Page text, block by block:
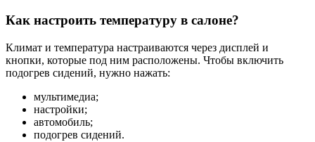
Как настроить температуру в салоне?
Климат и температура настраиваются через дисплей и
кнопки, которые под ним расположены. Чтобы включить
подогрев сидений, нужно нажать:
мультимедиа;
настройки;
автомобиль;
подогрев сидений.